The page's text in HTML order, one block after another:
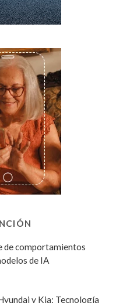
de comportamientos
de IA
y Kia: Tecnología